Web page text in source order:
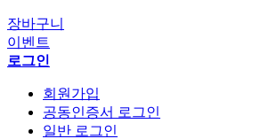
장바구니
이벤트
로그인
회원가입
공동인증서 로그인
일반 로그인